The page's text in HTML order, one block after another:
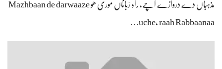
مذہباں دے دروازے اُچے، راہ رَباناں موری ھو Mazhbaan de darwaaze
uche, raah Rabbaanaa…